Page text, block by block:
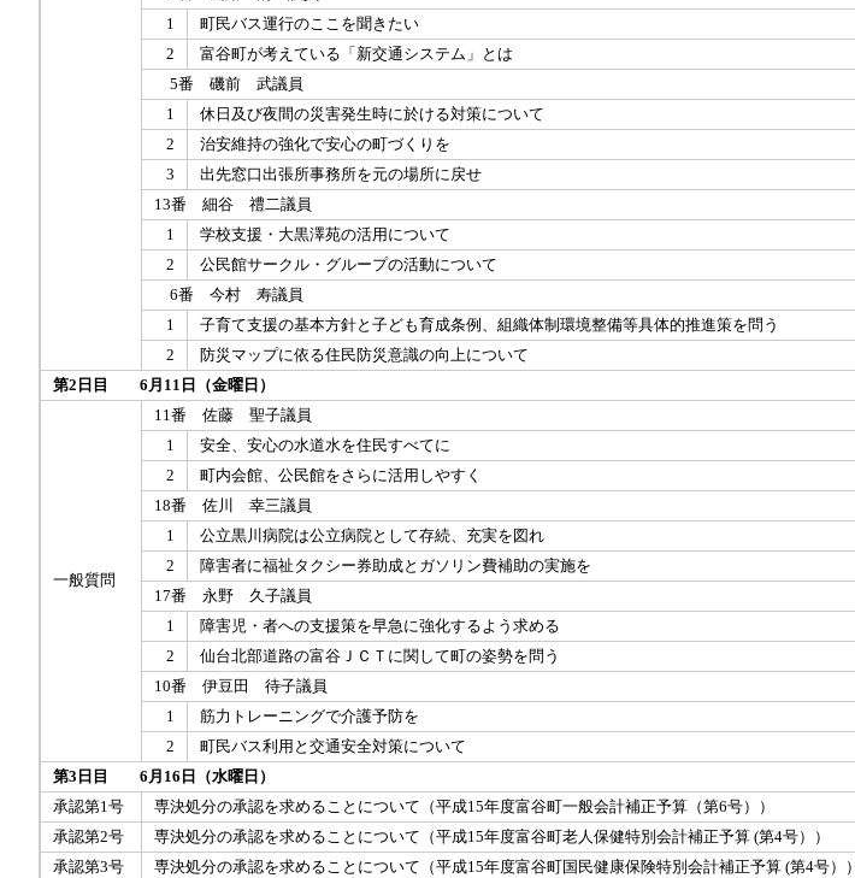
1
町民バス運行のここを聞きたい
2
富谷町が考えている「新交通システム」とは
5番 磯前 武議員
1
休日及び夜間の災害発生時に於ける対策について
2
治安維持の強化で安心の町づくりを
3
出先窓口出張所事務所を元の場所に戻せ
13番 細谷 禮二議員
1
学校支援・大黒澤苑の活用について
2
公民館サークル・グループの活動について
6番 今村 寿議員
1
子育て支援の基本方針と子ども育成条例、組織体制環境整備等具体的推進策を問う
2
防災マップに依る住民防災意識の向上について
第2日目 6月11日（金曜日）
一般質問
11番 佐藤 聖子議員
1
安全、安心の水道水を住民すべてに
2
町内会館、公民館をさらに活用しやすく
18番 佐川 幸三議員
1
公立黒川病院は公立病院として存続、充実を図れ
2
障害者に福祉タクシー券助成とガソリン費補助の実施を
17番 永野 久子議員
1
障害児・者への支援策を早急に強化するよう求める
2
仙台北部道路の富谷ＪＣＴに関して町の姿勢を問う
10番 伊豆田 待子議員
1
筋力トレーニングで介護予防を
2
町民バス利用と交通安全対策について
第3日目 6月16日（水曜日）
承認第1号
専決処分の承認を求めることについて（平成15年度富谷町一般会計補正予算（第6号））
承認第2号
専決処分の承認を求めることについて（平成15年度富谷町老人保健特別会計補正予算 (第4号））
承認第3号
専決処分の承認を求めることについて（平成15年度富谷町国民健康保険特別会計補正予算 (第4号））